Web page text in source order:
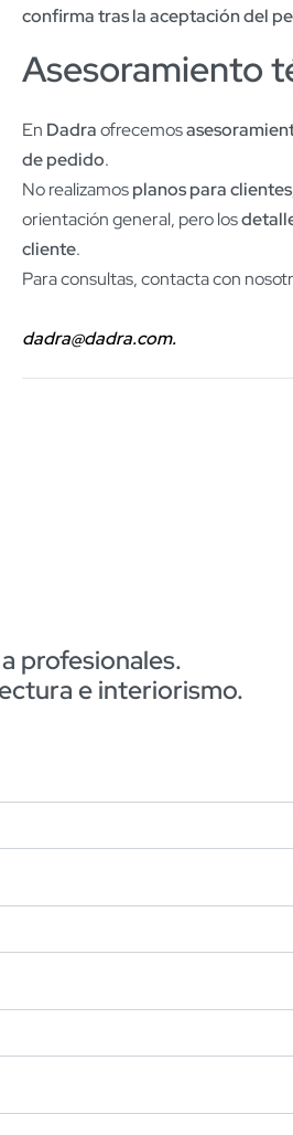
confirma tras la aceptación del
Asesoramiento
En Dadraofrecemos
de pedido.
No realizamosplanos para clientes
orientación general, pero los
cliente.
Para consultas, contacta con
dadra@dadra.com.
profesionales.
e interiorismo.